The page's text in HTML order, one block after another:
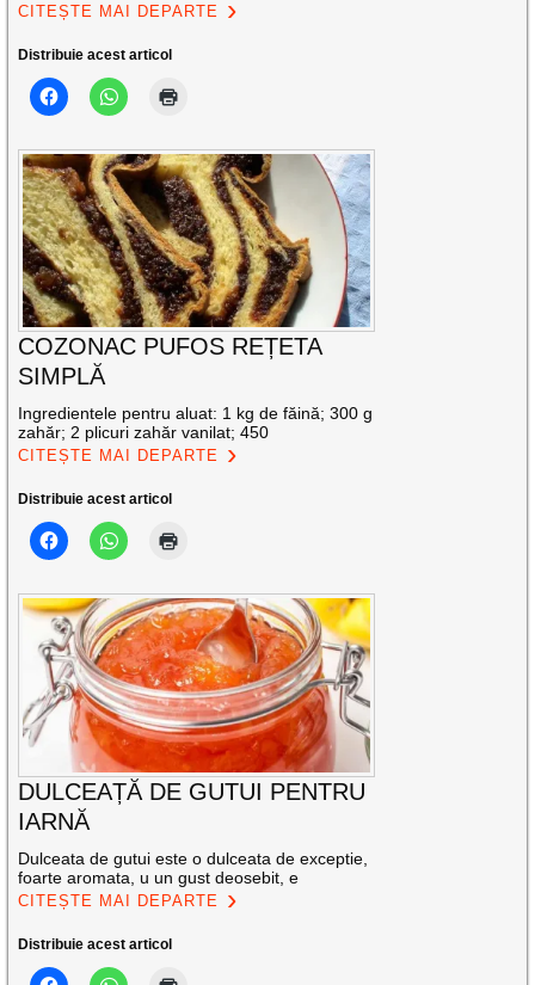
CITEȘTE MAI DEPARTE
Distribuie acest articol
COZONAC PUFOS REȚETA
SIMPLĂ
Ingredientele pentru aluat: 1 kg de făină; 300 g
zahăr; 2 plicuri zahăr vanilat; 450
CITEȘTE MAI DEPARTE
Distribuie acest articol
DULCEAȚĂ DE GUTUI PENTRU
IARNĂ
Dulceata de gutui este o dulceata de exceptie,
foarte aromata, u un gust deosebit, e
CITEȘTE MAI DEPARTE
Distribuie acest articol